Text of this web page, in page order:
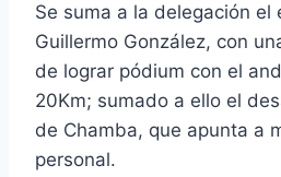
Se suma a la delegación el
Guillermo González, con
de lograr pódium con el
20Km; sumado a ello el
de Chamba, que apunta a
personal.